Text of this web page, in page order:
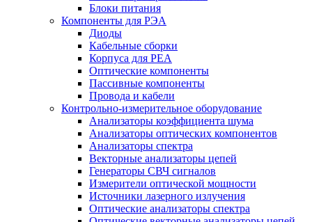
Блоки питания
Компоненты для РЭА
Диоды
Кабельные сборки
Корпуса для РЕА
Оптические компоненты
Пассивные компоненты
Провода и кабели
Контрольно-измерительное оборудование
Анализаторы коэффициента шума
Анализаторы оптических компонентов
Анализаторы спектра
Векторные анализаторы цепей
Генераторы СВЧ сигналов
Измерители оптической мощности
Источники лазерного излучения
Оптические анализаторы спектра